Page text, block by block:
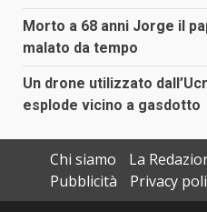
Morto a 68 anni Jorge il
malato da tempo
Un drone utilizzato
esplode vicino a gasdotto
Chi siamo
La
Pubblicità
Privacy